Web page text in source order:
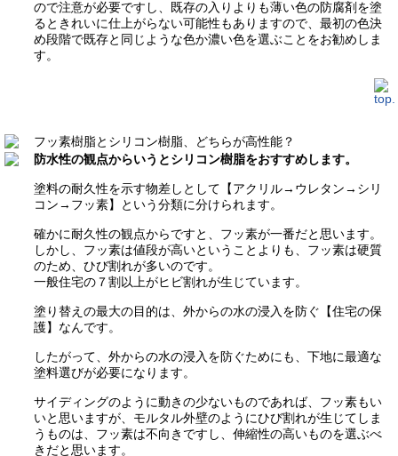
ので注意が必要ですし、既存の入りよりも薄い色の防腐剤を塗
るときれいに仕上がらない可能性もありますので、最初の色決
め段階で既存と同じような色か濃い色を選ぶことをお勧めしま
す。
フッ素樹脂とシリコン樹脂、どちらが高性能？
防水性の観点からいうとシリコン樹脂をおすすめします。
塗料の耐久性を示す物差しとして【アクリル→ウレタン→シリ
コン→フッ素】という分類に分けられます。
確かに耐久性の観点からですと、フッ素が一番だと思います。
しかし、フッ素は値段が高いということよりも、フッ素は硬質
のため、ひび割れが多いのです。
一般住宅の７割以上がヒビ割れが生じています。
塗り替えの最大の目的は、外からの水の浸入を防ぐ【住宅の保
護】なんです。
したがって、外からの水の浸入を防ぐためにも、下地に最適な
塗料選びが必要になります。
サイディングのように動きの少ないものであれば、フッ素もい
いと思いますが、モルタル外壁のようにひび割れが生じてしま
うものは、フッ素は不向きですし、伸縮性の高いものを選ぶべ
きだと思います。